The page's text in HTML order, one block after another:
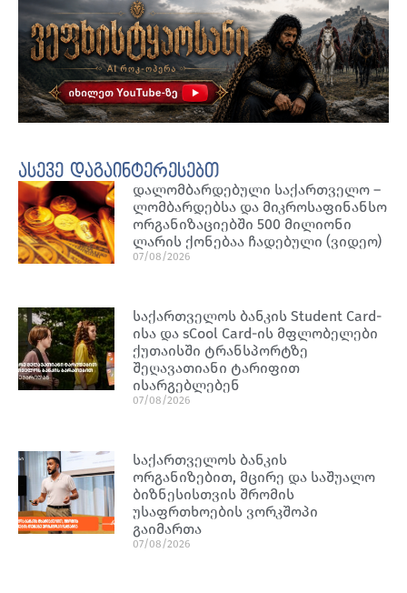
ასევე დაგაინტერესებთ
დალომბარდებული საქართველო –
ლომბარდებსა და მიკროსაფინანსო
ორგანიზაციებში 500 მილიონი
ლარის ქონებაა ჩადებული (ვიდეო)
07/08/2026
საქართველოს ბანკის Student Card-
ისა და sCool Card-ის მფლობელები
ქუთაისში ტრანსპორტზე
შეღავათიანი ტარიფით
ისარგებლებენ
07/08/2026
საქართველოს ბანკის
ორგანიზებით, მცირე და საშუალო
ბიზნესისთვის შრომის
უსაფრთხოების ვორკშოპი
გაიმართა
07/08/2026